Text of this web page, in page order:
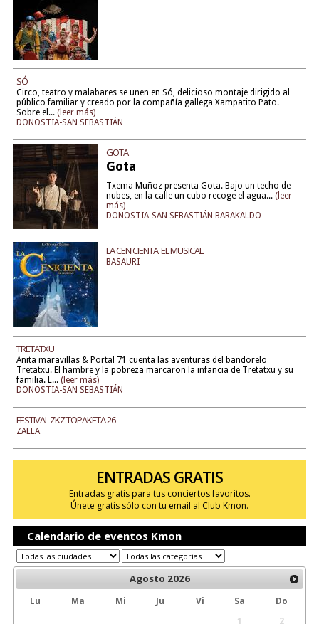
SÓ
Circo, teatro y malabares se unen en Só, delicioso montaje dirigido al
público familiar y creado por la compañía gallega Xampatito Pato.
Sobre el... (leer más)
DONOSTIA-SAN SEBASTIÁN
GOTA
Gota
Txema Muñoz presenta Gota. Bajo un techo de
nubes, en la calle un cubo recoge el agua... (leer
más)
DONOSTIA-SAN SEBASTIÁN BARAKALDO
LA CENICIENTA. EL MUSICAL
BASAURI
TRETATXU
Anita maravillas & Portal 71 cuenta las aventuras del bandorelo
Tretatxu. El hambre y la pobreza marcaron la infancia de Tretatxu y su
familia. L... (leer más)
DONOSTIA-SAN SEBASTIÁN
FESTIVAL ZKZ TOPAKETA 26
ZALLA
ENTRADAS GRATIS
Entradas gratis para tus conciertos favoritos.
Únete gratis sólo con tu email al Club Kmon.
Calendario de eventos Kmon
Agosto 2026
Lu Ma Mi Ju Vi Sa
Do
1
2